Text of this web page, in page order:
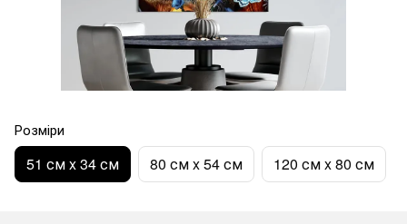
Розміри
51 см x 34 см 80 см x 54 см 120 см x 80 см